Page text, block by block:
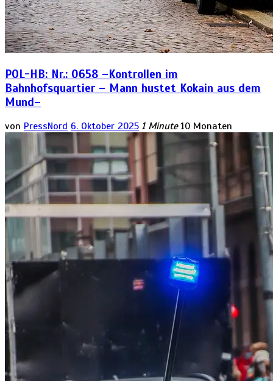
POL-HB: Nr.: 0658 –Kontrollen im
Bahnhofsquartier – Mann hustet Kokain aus dem
Mund–
von PressNord 6. Oktober 2025 1 Minute 10 Monaten